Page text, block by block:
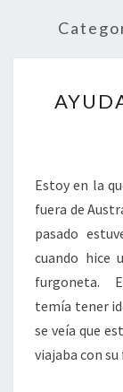
Estoy en la
fuera de
pasado
cuando hice
furgoneta. El
temía tener
se veía que
viajaba con